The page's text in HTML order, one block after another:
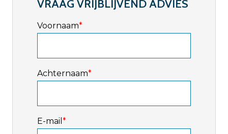
VRAAG VRIJBLIJVEND ADVIES
Voornaam*
Achternaam*
E-mail *